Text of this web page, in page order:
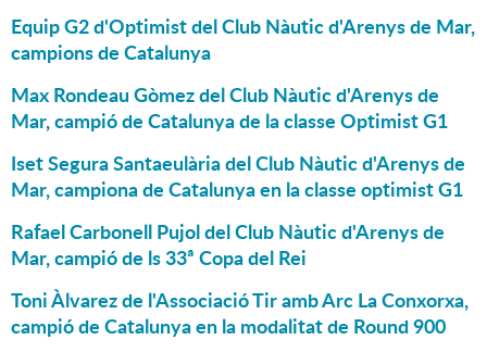
Equip G2 d'Optimist del Club Nàutic d'Arenys de Mar,
campions de Catalunya
Max Rondeau Gòmez del Club Nàutic d'Arenys de
Mar, campió de Catalunya de la classe Optimist G1
Iset Segura Santaeulària del Club Nàutic d'Arenys de
Mar, campiona de Catalunya en la classe optimist G1
Rafael Carbonell Pujol del Club Nàutic d'Arenys de
Mar, campió de ls 33ª Copa del Rei
Toni Àlvarez de l'Associació Tir amb Arc La Conxorxa,
campió de Catalunya en la modalitat de Round 900